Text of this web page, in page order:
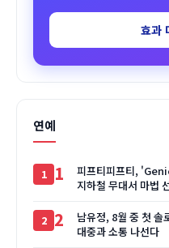
효과
연예
1
피프티피프티,
지하철 무대서 마법
2
남유정, 8월 중 첫
대중과 소통 나선다